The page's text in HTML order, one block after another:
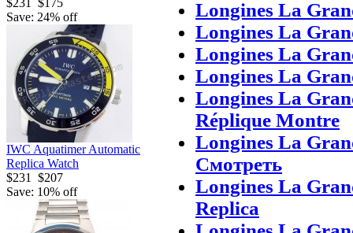
Save: 24% off
IWC Aquatimer Automatic
Replica Watch
$231
$207
Save: 10% off
Longines La
Longines La
Longines La
Longines La
Longines La
Réplique Montre
Longines La
Смотреть
Longines La
Replica